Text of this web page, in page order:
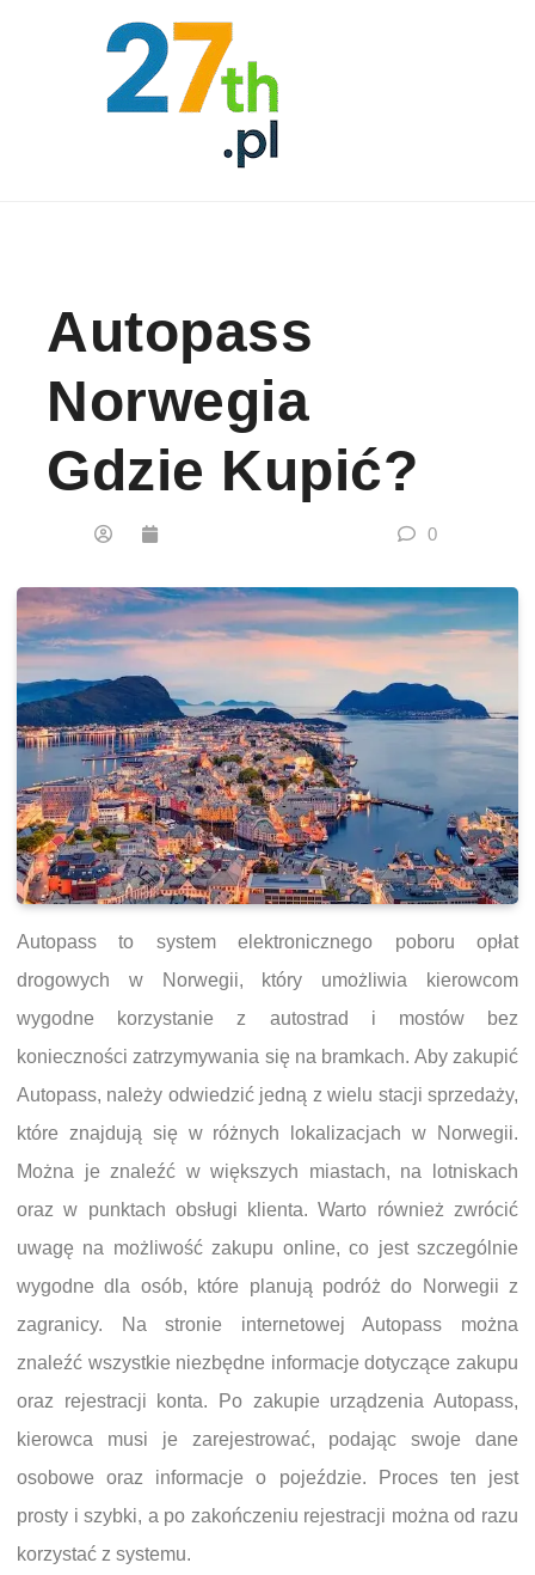
Autopass
Norwegia
Gdzie Kupić?
0
Autopass to system elektronicznego poboru opłat
drogowych w Norwegii, który umożliwia kierowcom
wygodne korzystanie z autostrad i mostów bez
konieczności zatrzymywania się na bramkach. Aby zakupić
Autopass, należy odwiedzić jedną z wielu stacji sprzedaży,
które znajdują się w różnych lokalizacjach w Norwegii.
Można je znaleźć w większych miastach, na lotniskach
oraz w punktach obsługi klienta. Warto również zwrócić
uwagę na możliwość zakupu online, co jest szczególnie
wygodne dla osób, które planują podróż do Norwegii z
zagranicy. Na stronie internetowej Autopass można
znaleźć wszystkie niezbędne informacje dotyczące zakupu
oraz rejestracji konta. Po zakupie urządzenia Autopass,
kierowca musi je zarejestrować, podając swoje dane
osobowe oraz informacje o pojeździe. Proces ten jest
prosty i szybki, a po zakończeniu rejestracji można od razu
korzystać z systemu.